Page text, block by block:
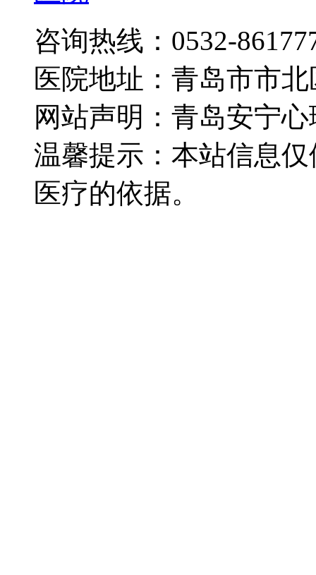
咨询热线：0532-
医院地址：青岛市市
网站声明：青岛安宁
温馨提示：本站信息
医疗的依据。